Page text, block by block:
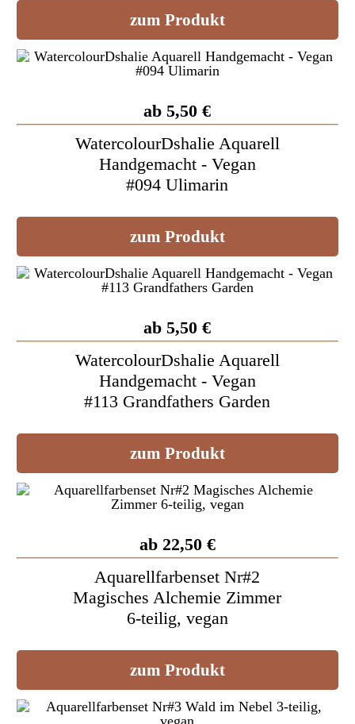
zum Produkt
ab 5,50 €
WatercolourDshalie Aquarell
Handgemacht - Vegan
#094 Ulimarin
zum Produkt
ab 5,50 €
WatercolourDshalie Aquarell
Handgemacht - Vegan
#113 Grandfathers Garden
zum Produkt
ab 22,50 €
Aquarellfarbenset Nr#2
Magisches Alchemie Zimmer
6-teilig, vegan
zum Produkt